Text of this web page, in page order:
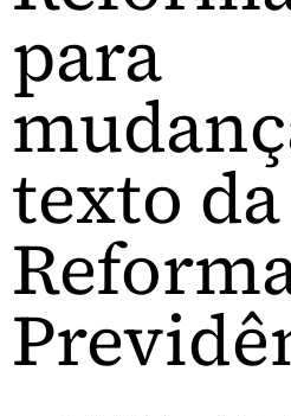
para
texto da